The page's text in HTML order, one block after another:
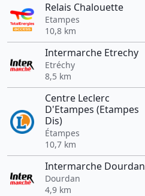
Relais Chalouette
Etampes
10,8 km
Intermarche Etrechy
Etréchy
8,5 km
Centre Leclerc
D'Etampes (Etampes
Dis)
Étampes
10,7 km
Intermarche Dourdan
Dourdan
4,9 km